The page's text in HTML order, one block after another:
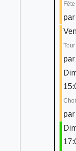
par
par
par